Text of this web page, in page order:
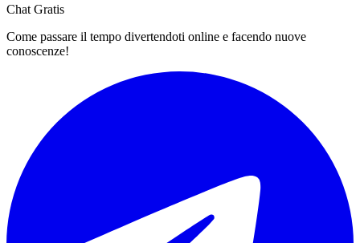
Chat Gratis
Come passare il tempo divertendoti online e facendo nuove
conoscenze!